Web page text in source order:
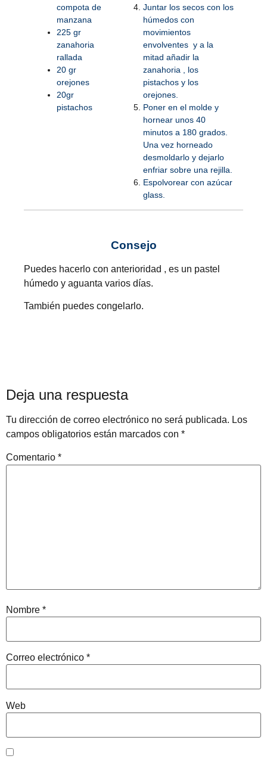
compota de
manzana
225 gr
zanahoria
rallada
20 gr
orejones
20gr
pistachos
Juntar los secos con los
húmedos con
movimientos
envolventes y a la
mitad añadir la
zanahoria , los
pistachos y los
orejones.
Poner en el molde y
hornear unos 40
minutos a 180 grados.
Una vez horneado
desmoldarlo y dejarlo
enfriar sobre una rejilla.
Espolvorear con azúcar
glass.
Consejo
Puedes hacerlo con anterioridad , es un pastel
húmedo y aguanta varios días.
También puedes congelarlo.
Deja una respuesta
Tu dirección de correo electrónico no será publicada. Los
campos obligatorios están marcados con *
Comentario *
Nombre *
Correo electrónico *
Web